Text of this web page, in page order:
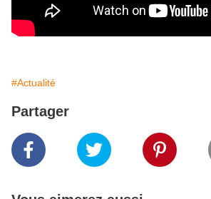
#Actualité
Partager